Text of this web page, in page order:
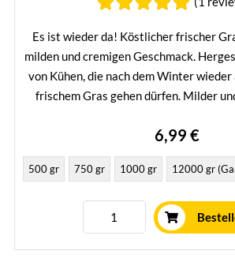
Es ist wieder da! Köstlicher frischer
milden und cremigen Geschmack.
von Kühen, die nach dem Winter
frischem Gras gehen dürfen. Milder
Mehr erfahren
6,99 €
500 gr 750 gr 1000 gr 12000 gr